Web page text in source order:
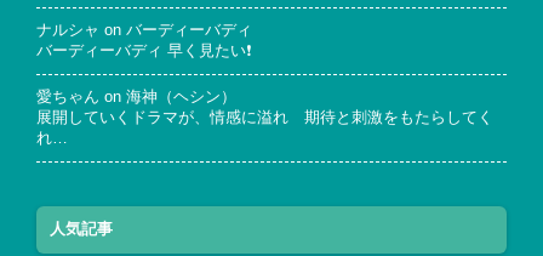
ナルシャ on バーディーバディ
バーディーバディ 早く見たい❗
愛ちゃん on 海神（ヘシン）
展開していくドラマが、情感に溢れ 期待と刺激をもたらしてく
れ…
人気記事